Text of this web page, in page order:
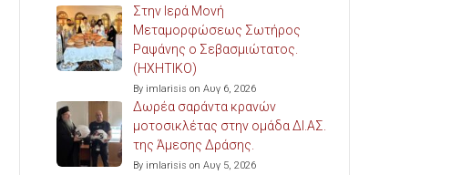
Στην Ιερά Μονή
Μεταμορφώσεως Σωτήρος
Ραψάνης ο Σεβασμιώτατος.
(ΗΧΗΤΙΚΟ)
By imlarisis on Αυγ 6, 2026
Δωρέα σαράντα κρανών
μοτοσικλέτας στην ομάδα ΔΙ.ΑΣ.
της Άμεσης Δράσης.
By imlarisis on Αυγ 5, 2026